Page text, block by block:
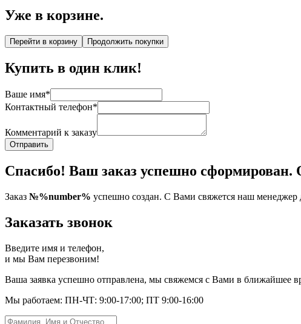
Уже в корзине.
Перейти в корзину Продолжить покупки
Купить в один клик!
Ваше имя*
Контактный телефон*
Комментарий к заказу
Отправить
Спасибо! Ваш заказ успешно сформирован.
Заказ №%number% успешно создан. С Вами свяжется наш менеджер
Заказать звонок
Введите имя и телефон,
и мы Вам перезвоним!
Ваша заявка успешно отправлена, мы свяжемся с Вами в ближайшее
Мы работаем: ПН-ЧТ: 9:00-17:00; ПТ 9:00-16:00